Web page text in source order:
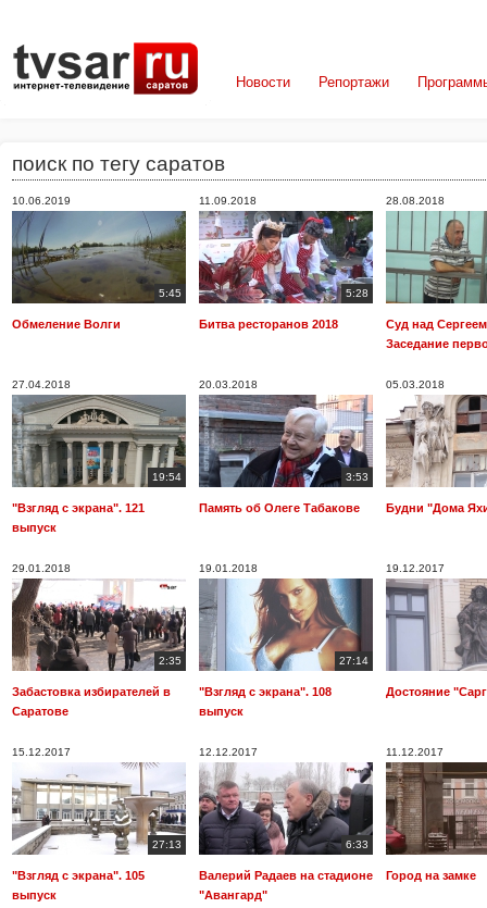
Новости Репортажи
поиск по тегу саратов
10.06.2019
5:45
Обмеление Волги
11.09.2018
5:28
Битва ресторанов 2018
28.08.2018
Суд над
Заседание
27.04.2018
19:54
"Взгляд с экрана". 121
выпуск
20.03.2018
3:53
Память об Олеге Табакове
05.03.2018
Будни "Дома
29.01.2018
2:35
Забастовка избирателей в
Саратове
19.01.2018
27:14
"Взгляд с экрана". 108
выпуск
19.12.2017
Достояние
15.12.2017
27:13
"Взгляд с экрана". 105
выпуск
12.12.2017
6:33
Валерий Радаев на стадионе
"Авангард"
11.12.2017
Город на замке